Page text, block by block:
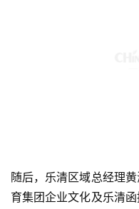
随后，乐清区域总经理
育集团企业文化及乐清